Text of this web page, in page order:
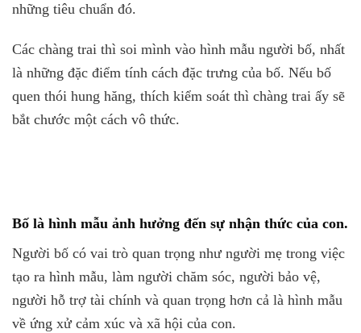
những tiêu chuẩn đó.
Các chàng trai thì soi mình vào hình mẫu người bố, nhất
là những đặc điểm tính cách đặc trưng của bố. Nếu bố
quen thói hung hăng, thích kiểm soát thì chàng trai ấy sẽ
bắt chước một cách vô thức.
Bố là hình mẫu ảnh hưởng đến sự nhận thức của con.
Người bố có vai trò quan trọng như người mẹ trong việc
tạo ra hình mẫu, làm người chăm sóc, người bảo vệ,
người hỗ trợ tài chính và quan trọng hơn cả là hình mẫu
về ứng xử cảm xúc và xã hội của con.